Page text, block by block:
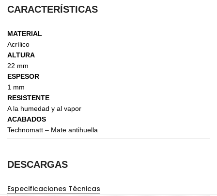
CARACTERÍSTICAS
MATERIAL
Acrílico
ALTURA
22 mm
ESPESOR
1 mm
RESISTENTE
A la humedad y al vapor
ACABADOS
Technomatt – Mate antihuella
DESCARGAS
Especificaciones Técnicas